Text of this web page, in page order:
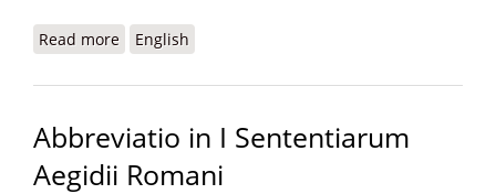
Read more about Centiloquium
English
Abbreviatio in I Sententiarum
Aegidii Romani